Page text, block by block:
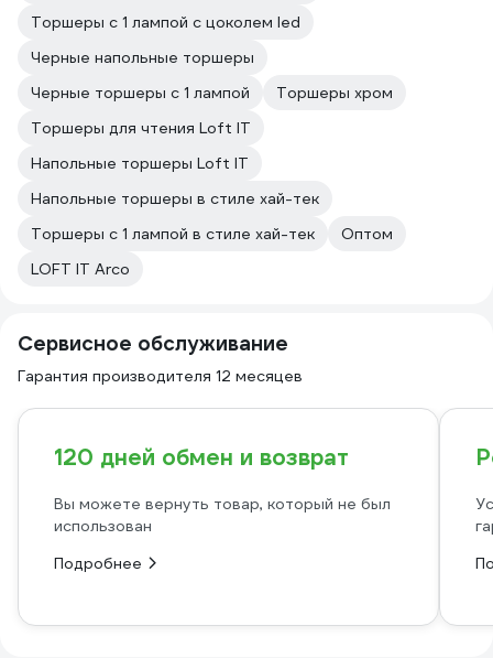
Торшеры с 1 лампой с цоколем led
Черные напольные торшеры
Черные торшеры с 1 лампой
Торшеры хром
Торшеры для чтения Loft IT
Напольные торшеры Loft IT
Напольные торшеры в стиле хай-тек
Торшеры с 1 лампой в стиле хай-тек
Оптом
LOFT IT Arco
Сервисное обслуживание
Гарантия производителя 12 месяцев
120 дней обмен и возврат
Вы можете вернуть товар, который не был
использован
Подробнее